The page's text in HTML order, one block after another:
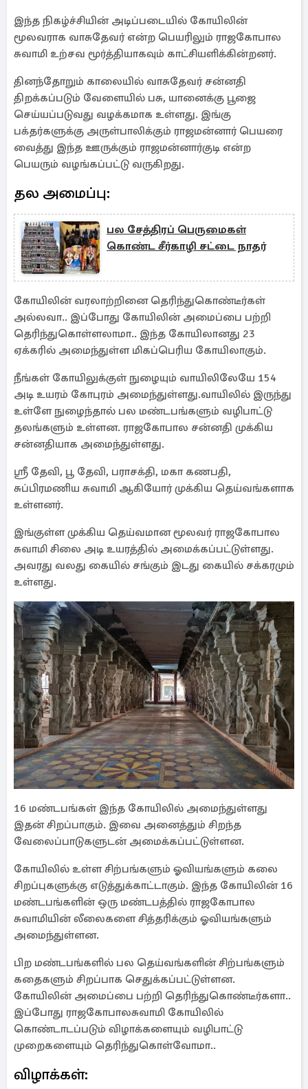
இந்த நிகழ்ச்சியின் அடிப்படையில் கோயிலின்
மூலவராக வாசுதேவர் என்ற பெயரிலும் ராஜகோபால
சுவாமி உற்சவ மூர்த்தியாகவும் காட்சியளிக்கின்றனர்.
தினந்தோறும் காலையில் வாசுதேவர் சன்னதி
திறக்கப்படும் வேளையில் பசு, யானைக்கு பூஜை
செய்யப்படுவது வழக்கமாக உள்ளது. இங்கு
பக்தர்களுக்கு அருள்பாலிக்கும் ராஜமன்னார் பெயரை
வைத்து இந்த ஊருக்கும் ராஜமன்னார்குடி என்ற
பெயரும் வழங்கப்பட்டு வருகிறது.
தல அமைப்பு:
பல சேத்திரப் பெருமைகள்
கொண்ட சீர்காழி சட்டை நாதர்
கோயிலின் வரலாற்றினை தெரிந்துகொண்டீர்கள்
அல்லவா.. இப்போது கோயிலின் அமைப்பை பற்றி
தெரிந்துகொள்ளலாமா.. இந்த கோயிலானது 23
ஏக்கரில் அமைந்துள்ள மிகப்பெரிய கோயிலாகும்.
நீங்கள் கோயிலுக்குள் நுழையும் வாயிலிலேயே 154
அடி உயரம் கோபுரம் அமைந்துள்ளது.வாயிலில் இருந்து
உள்ளே நுழைந்தால் பல மண்டபங்களும் வழிபாட்டு
தலங்களும் உள்ளன. ராஜகோபால சன்னதி முக்கிய
சன்னதியாக அமைந்துள்ளது.
ஸ்ரீ தேவி, பூ தேவி, பராசக்தி, மகா கணபதி,
சுப்பிரமணிய சுவாமி ஆகியோர் முக்கிய தெய்வங்களாக
உள்ளனர்.
இங்குள்ள முக்கிய தெய்வமான மூலவர் ராஜகோபால
சுவாமி சிலை அடி உயரத்தில் அமைக்கப்பட்டுள்ளது.
அவரது வலது கையில் சங்கும் இடது கையில் சக்கரமும்
உள்ளது.
16 மண்டபங்கள் இந்த கோயிலில் அமைந்துள்ளது
இதன் சிறப்பாகும். இவை அனைத்தும் சிறந்த
வேலைப்பாடுகளுடன் அமைக்கப்பட்டுள்ளன.
கோயிலில் உள்ள சிற்பங்களும் ஓவியங்களும் கலை
சிறப்புகளுக்கு எடுத்துக்காட்டாகும். இந்த கோயிலின் 16
மண்டபங்களின் ஒரு மண்டபத்தில் ராஜகோபால
சுவாமியின் லீலைகளை சித்தரிக்கும் ஓவியங்களும்
அமைந்துள்ளன.
பிற மண்டபங்களில் பல தெய்வங்களின் சிற்பங்களும்
கதைகளும் சிறப்பாக செதுக்கப்பட்டுள்ளன.
கோயிலின் அமைப்பை பற்றி தெரிந்துகொண்டீர்களா..
இப்போது ராஜகோபாலசுவாமி கோயிலில்
கொண்டாடப்படும் விழாக்களையும் வழிபாட்டு
முறைகளையும் தெரிந்துகொள்வோமா..
விழாக்கள்: